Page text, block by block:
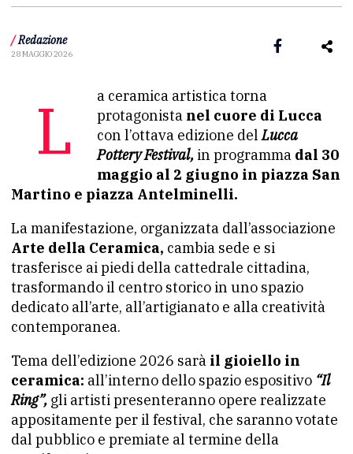
/ Redazione
28 MAGGIO 2026
La ceramica artistica torna protagonista nel cuore di Lucca
con l’ottava edizione del Lucca
Pottery Festival, in programma dal 30
maggio al 2 giugno in piazza San
Martino e piazza Antelminelli.
La manifestazione, organizzata dall’associazione
Arte della Ceramica, cambia sede e si
trasferisce ai piedi della cattedrale cittadina,
trasformando il centro storico in uno spazio
dedicato all’arte, all’artigianato e alla creatività
contemporanea.
Tema dell’edizione 2026 sarà il gioiello in
ceramica: all’interno dello spazio espositivo “Il
Ring”, gli artisti presenteranno opere realizzate
appositamente per il festival, che saranno votate
dal pubblico e premiate al termine della